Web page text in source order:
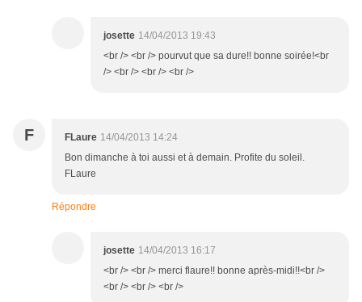
josette 14/04/2013 19:43
<br /> <br /> pourvut que sa dure!! bonne soirée!<br
/> <br /> <br /> <br />
F FLaure 14/04/2013 14:24
Bon dimanche à toi aussi et à demain. Profite du soleil.
FLaure
Répondre
josette 14/04/2013 16:17
<br /> <br /> merci flaure!! bonne après-midi!!<br />
<br /> <br /> <br />